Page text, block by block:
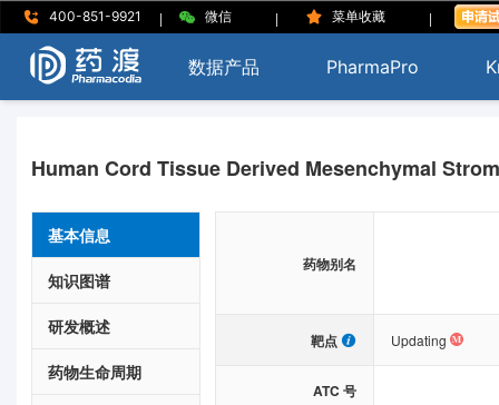
400-851-9921 | 微信 | 菜单收藏 |
数据产品 PharmaPro
Human Cord Tissue Derived Mesenchymal
基本信息
知识图谱
研发概述
药物生命周期
药物别名
靶点 Updating
ATC 号